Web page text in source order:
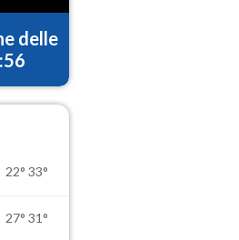
delle
22° 33°
27° 31°